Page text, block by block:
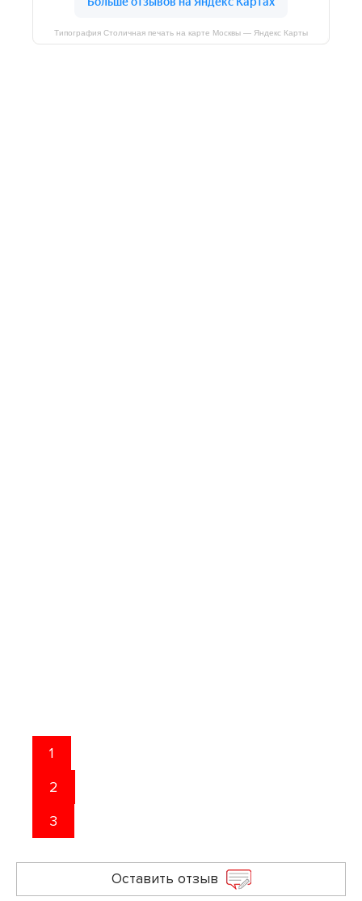
Типография Столичная печать на карте Москвы — Яндекс Карты
1
2
3
Оставить отзыв